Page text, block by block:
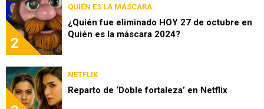
2
QUIÉN ES LA MÁSCARA
¿Quién fue eliminado HOY 27 de octubre en
Quién es la máscara 2024?
NETFLIX
Reparto de ‘Doble fortaleza’ en Netflix